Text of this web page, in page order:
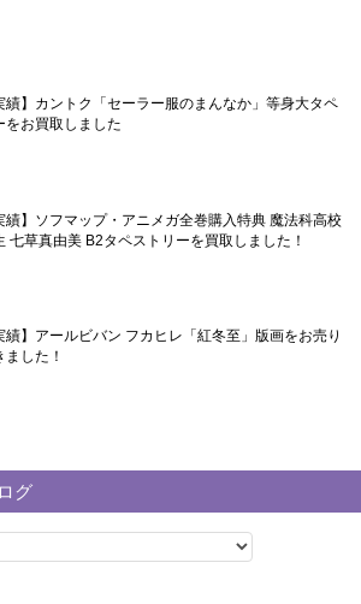
績】カントク「セーラー服のまんなか」等身大タペ
をお買取しました
績】ソフマップ・アニメガ全巻購入特典 魔法科高校
七草真由美 B2タペストリーを買取しました！
績】アールビバン フカヒレ「紅冬至」版画をお売り
ました！
グ